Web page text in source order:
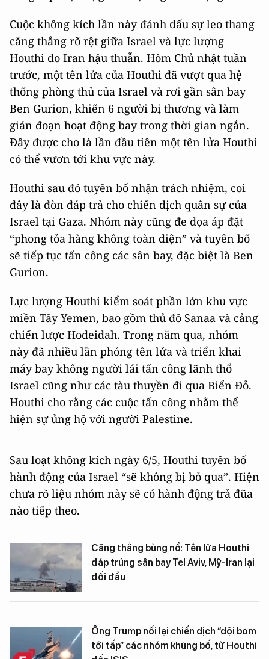
Cuộc không kích lần này đánh dấu sự leo thang
căng thẳng rõ rệt giữa Israel và lực lượng
Houthi do Iran hậu thuẫn. Hôm Chủ nhật tuần
trước, một tên lửa của Houthi đã vượt qua hệ
thống phòng thủ của Israel và rơi gần sân bay
Ben Gurion, khiến 6 người bị thương và làm
gián đoạn hoạt động bay trong thời gian ngắn.
Đây được cho là lần đầu tiên một tên lửa Houthi
có thể vươn tới khu vực này.
Houthi sau đó tuyên bố nhận trách nhiệm, coi
đây là đòn đáp trả cho chiến dịch quân sự của
Israel tại Gaza. Nhóm này cũng đe dọa áp đặt
“phong tỏa hàng không toàn diện” và tuyên bố
sẽ tiếp tục tấn công các sân bay, đặc biệt là Ben
Gurion.
Lực lượng Houthi kiểm soát phần lớn khu vực
miền Tây Yemen, bao gồm thủ đô Sanaa và cảng
chiến lược Hodeidah. Trong năm qua, nhóm
này đã nhiều lần phóng tên lửa và triển khai
máy bay không người lái tấn công lãnh thổ
Israel cũng như các tàu thuyền đi qua Biển Đỏ.
Houthi cho rằng các cuộc tấn công nhằm thể
hiện sự ủng hộ với người Palestine.
Sau loạt không kích ngày 6/5, Houthi tuyên bố
hành động của Israel “sẽ không bị bỏ qua”. Hiện
chưa rõ liệu nhóm này sẽ có hành động trả đũa
nào tiếp theo.
Căng thẳng bùng nổ: Tên lửa Houthi
đáp trúng sân bay Tel Aviv, Mỹ-Iran lại
đối đầu
Ông Trump nối lại chiến dịch “dội bom
tới tấp” các nhóm khủng bố, từ Houthi